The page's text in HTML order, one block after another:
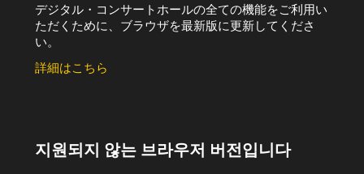
デジタル・コンサートホールの全ての機能をご利用い
ただくために、ブラウザを最新版に更新してくださ
い。
詳細はこちら
지원되지 않는 브라우저 버전입니다